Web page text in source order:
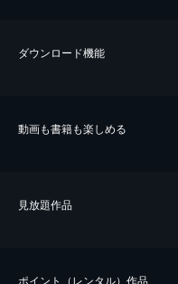
ダウンロード機能
動画も書籍も楽しめる
⾒放題作品
ポイント（レンタル）作品